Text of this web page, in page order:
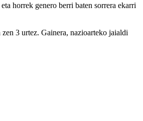
horrek genero berri baten sorrera ekarri
3 urtez. Gainera, nazioarteko jaialdi